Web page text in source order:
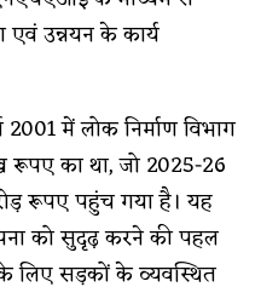
एवं उन्नयन के कार्य
में लोक निर्माण विभाग
रूपए का था, जो 2025-26
रूपए पहुंच गया है। यह
को सुदृढ़ करने की पहल
लिए सड़कों के व्यवस्थित